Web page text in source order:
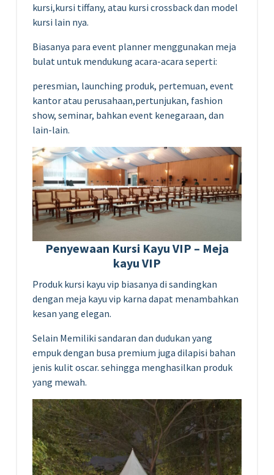
kursi,kursi tiffany, atau kursi crossback dan model
kursi lain nya.
Biasanya para event planner menggunakan meja
bulat untuk mendukung acara-acara seperti:
peresmian, launching produk, pertemuan, event
kantor atau perusahaan,pertunjukan, fashion
show, seminar, bahkan event kenegaraan, dan
lain-lain.
Penyewaan Kursi Kayu VIP – Meja
kayu VIP
Produk kursi kayu vip biasanya di sandingkan
dengan meja kayu vip karna dapat menambahkan
kesan yang elegan.
Selain Memiliki sandaran dan dudukan yang
empuk dengan busa premium juga dilapisi bahan
jenis kulit oscar. sehingga menghasilkan produk
yang mewah.